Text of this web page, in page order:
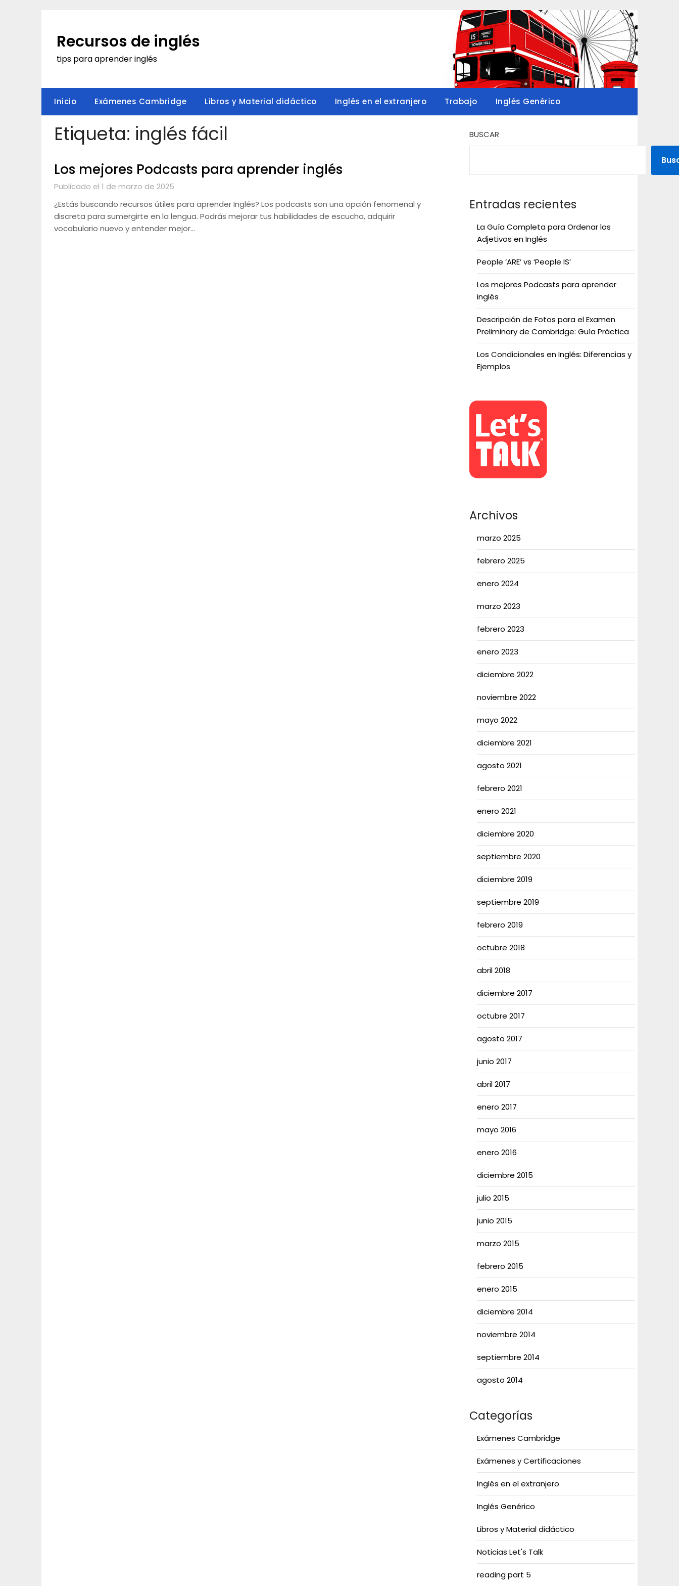
Recursos de inglés
tips para aprender inglés
Inicio Exámenes Cambridge Libros y Material didáctico Inglés en el extranjero Trabajo Inglés Genérico
Etiqueta: inglés fácil
Los mejores Podcasts para aprender inglés
Publicado el 1 de marzo de 2025
¿Estás buscando recursos útiles para aprender Inglés? Los podcasts son una opción fenomenal y
discreta para sumergirte en la lengua. Podrás mejorar tus habilidades de escucha, adquirir
vocabulario nuevo y entender mejor…
BUSCAR
Entradas recientes
La Guía Completa para Ordenar los
Adjetivos en Inglés
People ‘ARE’ vs ‘People IS’
Los mejores Podcasts para aprender
inglés
Descripción de Fotos para el Examen
Preliminary de Cambridge: Guía Práctica
Los Condicionales en Inglés: Diferencias y
Ejemplos
Archivos
marzo 2025
febrero 2025
enero 2024
marzo 2023
febrero 2023
enero 2023
diciembre 2022
noviembre 2022
mayo 2022
diciembre 2021
agosto 2021
febrero 2021
enero 2021
diciembre 2020
septiembre 2020
diciembre 2019
septiembre 2019
febrero 2019
octubre 2018
abril 2018
diciembre 2017
octubre 2017
agosto 2017
junio 2017
abril 2017
enero 2017
mayo 2016
enero 2016
diciembre 2015
julio 2015
junio 2015
marzo 2015
febrero 2015
enero 2015
diciembre 2014
noviembre 2014
septiembre 2014
agosto 2014
Categorías
Exámenes Cambridge
Exámenes y Certificaciones
Inglés en el extranjero
Inglés Genérico
Libros y Material didáctico
Noticias Let's Talk
reading part 5